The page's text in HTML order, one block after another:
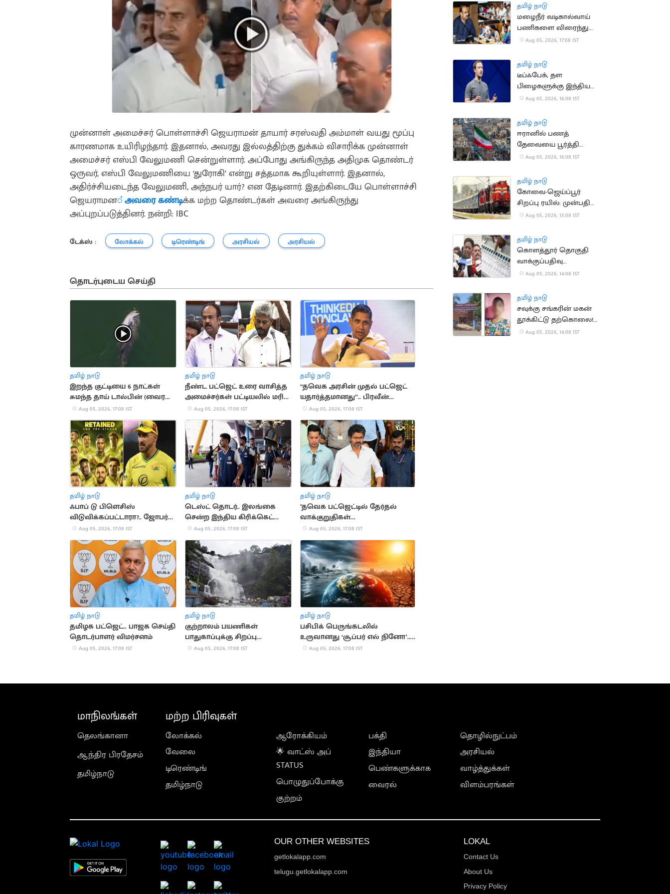
முன்னாள் அமைச்சர் பொள்ளாச்சி ஜெயராமன் தாயார் சரஸ்வதி அம்மாள் வயது மூப்பு
காரணமாக உயிரிழந்தார். இதனால், அவரது இல்லத்திற்கு துக்கம் விசாரிக்க முன்னாள்
அமைச்சர் எஸ்பி வேலுமணி சென்றுள்ளார். அப்போது அங்கிருந்த அதிமுக தொண்டர்
ஒருவர், எஸ்பி வேலுமணியை ‘துரோகி’ என்று சத்தமாக கூறியுள்ளார். இதனால்,
அதிர்ச்சியடைந்த வேலுமணி, அந்நபர் யார்? என தேடினார். இதற்கிடையே பொள்ளாச்சி
ஜெயராமன் அவரை கண்டிக்க மற்ற தொண்டர்கள் அவரை அங்கிருந்து
அப்புறப்படுத்தினர். நன்றி: IBC
டேக்ஸ் : லோக்கல் டிரெண்டிங் அரசியல் அரசியல்
தொடர்புடைய செய்தி
தமிழ் நாடு
இறந்த குட்டியை 6 நாட்கள்
சுமந்த தாய் டால்பின் (வைரல்
வீடியோ)
Aug 05, 2026, 17:08 IST
தமிழ் நாடு
நீண்ட பட்ஜெட் உரை வாசித்த
அமைச்சர்கள் பட்டியலில் மரிய
வில்சன்
Aug 05, 2026, 17:08 IST
தமிழ் நாடு
“தவெக அரசின் முதல் பட்ஜெட்
யதார்த்தமானது”.. பிரவீன்
சக்ரவர்த்தி கருத்து
Aug 05, 2026, 17:08 IST
தமிழ் நாடு
ஃபாப் டு பிளெசிஸ்
விடுவிக்கப்பட்டாரா?.. ஜோபர்க்
சூப்பர் கிங்ஸ் முடிவு அதிர்ச்சி
Aug 05, 2026, 17:08 IST
தமிழ் நாடு
டெஸ்ட் தொடர்.. இலங்கை
சென்ற இந்திய கிரிக்கெட்
அணி
Aug 05, 2026, 17:08 IST
தமிழ் நாடு
"தவெக பட்ஜெட்டில் தேர்தல்
வாக்குறுதிகள்
இடம்பெறவில்லை".. முகமது
முபாரக்
Aug 05, 2026, 17:08 IST
தமிழ் நாடு
தமிழக பட்ஜெட்.. பாஜக செய்தி
தொடர்பாளர் விமர்சனம்
Aug 05, 2026, 17:08 IST
தமிழ் நாடு
குற்றாலம் பயணிகள்
பாதுகாப்புக்கு சிறப்பு
கண்காணிப்பு குழு அமைக்க
Aug 05, 2026, 17:08 IST
தமிழ் நாடு
பசிபிக் பெருங்கடலில்
உருவானது ‘சூப்பர் எல் நினோ’..
வானிலை ஆய்வாளர்
Aug 05, 2026, 17:08 IST
தமிழ் நாடு
மழைநீர் வடிகால்வாய்
பணிகளை விரைந்து
முடிக்க உத்தரவு
Aug 05, 2026, 17:08 IST
தமிழ் நாடு
டீப்ஃபேக், தள
பிழைகளுக்கு இந்திய
அரசிடம் மன்னிப்பு
Aug 05, 2026, 16:08 IST
தமிழ் நாடு
ஈரானில் பணத்
தேவையை பூர்த்தி
செய்ய திண்டாடும்
Aug 05, 2026, 16:08 IST
தமிழ் நாடு
கோவை-ஜெய்ப்பூர்
சிறப்பு ரயில்: முன்பதிவு
நாளை தொடக்கம்
Aug 05, 2026, 15:08 IST
தமிழ் நாடு
கொளத்தூர் தொகுதி
வாக்குப்பதிவு
இயந்திரங்கள்
நிறைவு
Aug 05, 2026, 14:08 IST
தமிழ் நாடு
சவுக்கு சங்கரின் மகன்
தூக்கிட்டு தற்கொலை!
காரணம் என்ன?
Aug 05, 2026, 14:08 IST
மாநிலங்கள்
தெலங்கானா
ஆந்திர பிரதேசம்
தமிழ்நாடு
மற்ற பிரிவுகள்
லோக்கல்
வேலை
டிரெண்டிங்
தமிழ்நாடு
ஆரோக்கியம்
🌟 வாட்ஸ் அப்
STATUS
பொழுதுப்போக்கு
குற்றம்
பக்தி
இந்தியா
பெண்களுக்காக
வைரல்
தொழில்நுட்பம்
அரசியல்
வாழ்த்துக்கள்
விளம்பரங்கள்
OUR OTHER WEBSITES
getlokalapp.com
telugu.getlokalapp.com
LOKAL
Contact Us
About Us
Privacy Policy